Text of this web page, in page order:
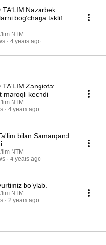
TA‘LIM Nazarbek:
bog‘chaga taklif
NTM
4 years ago
TA‘LIM Zangiota:
maroqli kechdi
NTM
4 years ago
bilan Samarqand
NTM
4 years ago
boʼylab.
NTM
2 years ago